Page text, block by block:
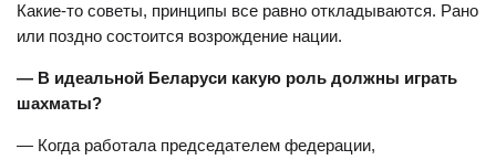
Какие-то советы, принципы все равно откладываются. Рано
или поздно состоится возрождение нации.
— В идеальной Беларуси какую роль должны играть
шахматы?
— Когда работала председателем федерации,